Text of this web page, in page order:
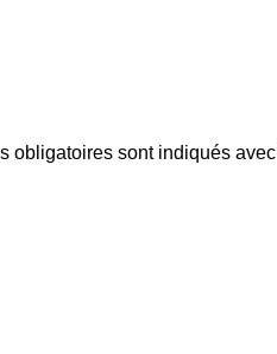
obligatoires sont indiqués avec